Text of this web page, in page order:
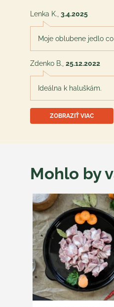
Lenka K. 3.4.2025
Moje oblubene jedlo
Zdenko B. 25.12.2022
Ideálna k haluškám.
ZOBRAZIŤ VIAC
Mohlo by